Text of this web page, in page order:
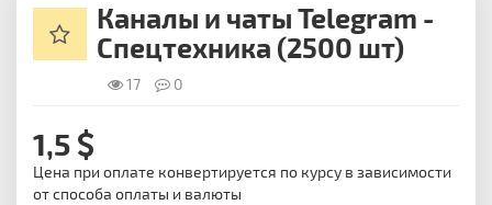
Каналы и чаты Telegram -
Спецтехника (2500 шт)
17 0
1,5
Цена при оплате конвертируется по курсу в зависимости
от способа оплаты и валюты